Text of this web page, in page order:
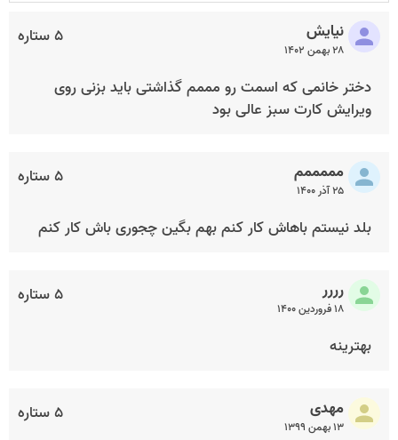
۵ ستاره نیایش
۲۸ بهمن ۱۴۰۲
دختر خانمی که اسمت رو مممم گذاشتی باید بزنی روی
ویرایش کارت سبز عالی بود
۵ ستاره مممممم
۲۵ آذر ۱۴۰۰
بلد نیستم باهاش کار کنم بهم بگین چجوری باش کار کنم
۵ ستاره رررر
۱۸ فروردین ۱۴۰۰
بهترینه
۵ ستاره مهدی
۱۳ بهمن ۱۳۹۹